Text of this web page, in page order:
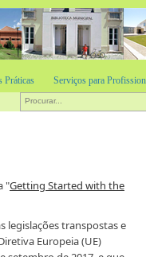
Práticas Serviços para
"Getting Started with the
legislações transpostas e
Europeia (UE)